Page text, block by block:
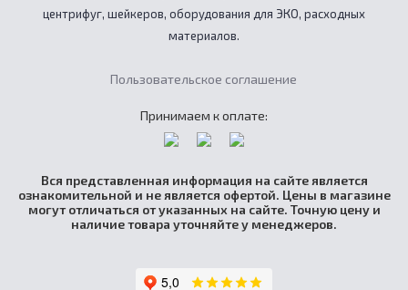
центрифуг, шейкеров, оборудования для ЭКО, расходных
материалов.
Пользовательское соглашение
Принимаем к оплате:
Вся представленная информация на сайте является
ознакомительной и не является офертой. Цены в магазине
могут отличаться от указанных на сайте. Точную цену и
наличие товара уточняйте у менеджеров.